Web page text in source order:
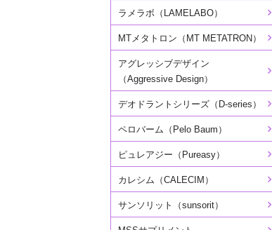
ラメラボ（LAMELABO）
MTメタトロン（MT METATRON）
アグレッシブデザイン
（Aggressive Design）
デオドラントシリーズ（D-series）
ペロバーム（Pelo Baum）
ピュレアジー（Pureasy）
カレシム（CALECIM）
サンソリット（sunsorit）